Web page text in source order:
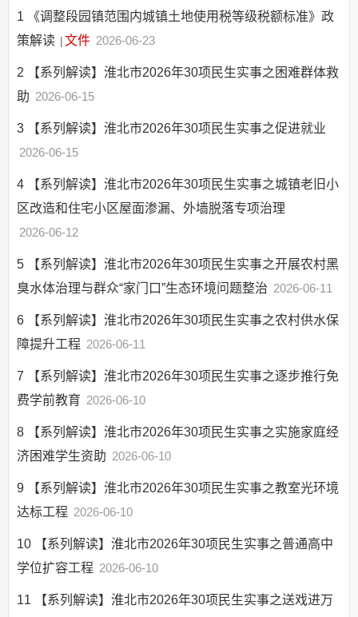
1
《调整段园镇范围内城镇土地使用税等级税额标准》政
策解读 |文件 2026-06-23
2
【系列解读】淮北市2026年30项民生实事之困难群体救
助 2026-06-15
3
【系列解读】淮北市2026年30项民生实事之促进就业
2026-06-15
4
【系列解读】淮北市2026年30项民生实事之城镇老旧小
区改造和住宅小区屋面渗漏、外墙脱落专项治理
2026-06-12
5
【系列解读】淮北市2026年30项民生实事之开展农村黑
臭水体治理与群众“家门口”生态环境问题整治 2026-06-11
6
【系列解读】淮北市2026年30项民生实事之农村供水保
障提升工程 2026-06-11
7
【系列解读】淮北市2026年30项民生实事之逐步推行免
费学前教育 2026-06-10
8
【系列解读】淮北市2026年30项民生实事之实施家庭经
济困难学生资助 2026-06-10
9
【系列解读】淮北市2026年30项民生实事之教室光环境
达标工程 2026-06-10
10
【系列解读】淮北市2026年30项民生实事之普通高中
学位扩容工程 2026-06-10
11
【系列解读】淮北市2026年30项民生实事之送戏进万